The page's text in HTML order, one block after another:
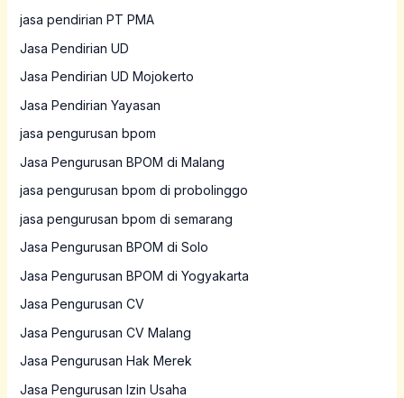
jasa pendirian PT PMA
Jasa Pendirian UD
Jasa Pendirian UD Mojokerto
Jasa Pendirian Yayasan
jasa pengurusan bpom
Jasa Pengurusan BPOM di Malang
jasa pengurusan bpom di probolinggo
jasa pengurusan bpom di semarang
Jasa Pengurusan BPOM di Solo
Jasa Pengurusan BPOM di Yogyakarta
Jasa Pengurusan CV
Jasa Pengurusan CV Malang
Jasa Pengurusan Hak Merek
Jasa Pengurusan Izin Usaha